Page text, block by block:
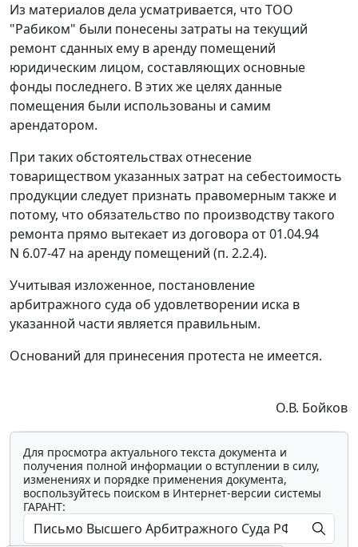
Из материалов дела усматривается, что ТОО
"Рабиком" были понесены затраты на текущий
ремонт сданных ему в аренду помещений
юридическим лицом, составляющих основные
фонды последнего. В этих же целях данные
помещения были использованы и самим
арендатором.
При таких обстоятельствах отнесение
товариществом указанных затрат на себестоимость
продукции следует признать правомерным также и
потому, что обязательство по производству такого
ремонта прямо вытекает из договора от 01.04.94
N 6.07-47 на аренду помещений (п. 2.2.4).
Учитывая изложенное, постановление
арбитражного суда об удовлетворении иска в
указанной части является правильным.
Оснований для принесения протеста не имеется.
О.В. Бойков
Для просмотра актуального текста документа и
получения полной информации о вступлении в силу,
изменениях и порядке применения документа,
воспользуйтесь поиском в Интернет-версии системы
ГАРАНТ: